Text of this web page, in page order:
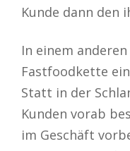
Kunde dann den
In einem
Fastfoodkette
Statt in der
Kunden vorab
im Geschäft